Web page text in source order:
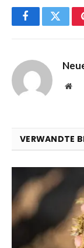
Facebook
VERWANDTE